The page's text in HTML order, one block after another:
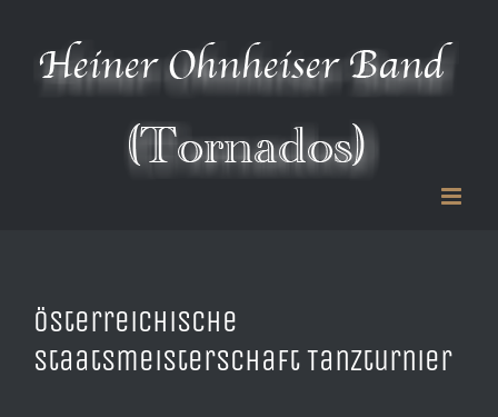
springen
österreichische
Staatsmeisterschaft Tanzturnier